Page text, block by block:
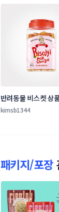
반려동물 비스켓 상
자인 의뢰
kimsb1344
패키지/포장